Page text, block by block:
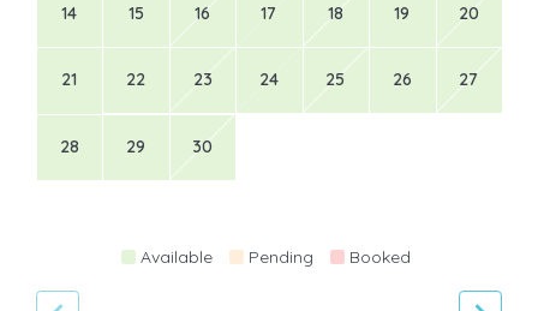
14 15 16 17 18 19 20
21 22 23 24 25 26 27
28 29 30
Available Pending Booked